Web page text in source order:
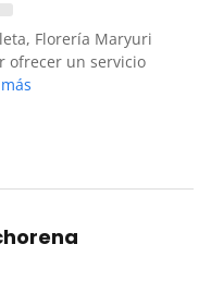
Florería Maryuri
ofrecer un servicio